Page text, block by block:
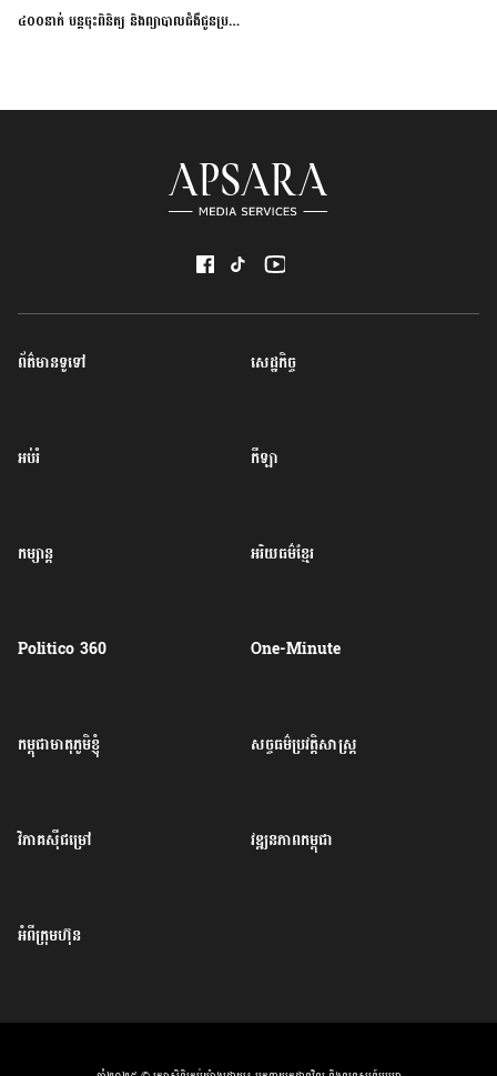
៤០០នាក់ បន្តចុះពិនិត្យ និងព្យាបាលជំងឺជូនប្រជា
ព័ត៌មានទូទៅ សេដ្ឋកិច្ច
អប់រំ កីឡា
កម្សាន្ត អរិយធម៌ខ្មែរ
Politico 360 One-Minute
កម្ពុជាមាតុភូមិខ្ញុំ សច្ចធម៌ប្រវត្តិសាស្ត្រ
វិភាគសុីជម្រៅ វឌ្ឍនភាពកម្ពុជា
អំពីក្រុមហ៊ុន